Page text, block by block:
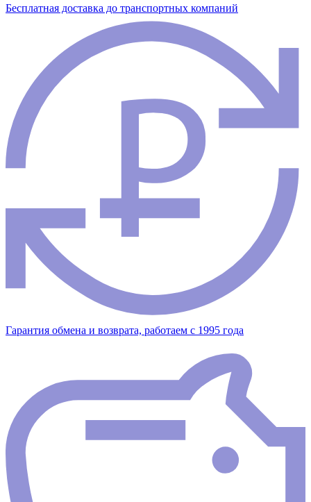
Бесплатная доставка до транспортных компаний
Гарантия обмена и возврата, работаем с 1995 года